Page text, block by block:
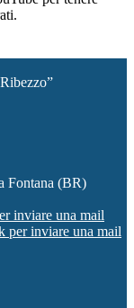
Fontana (BR)
inviare una mail
per inviare una mail